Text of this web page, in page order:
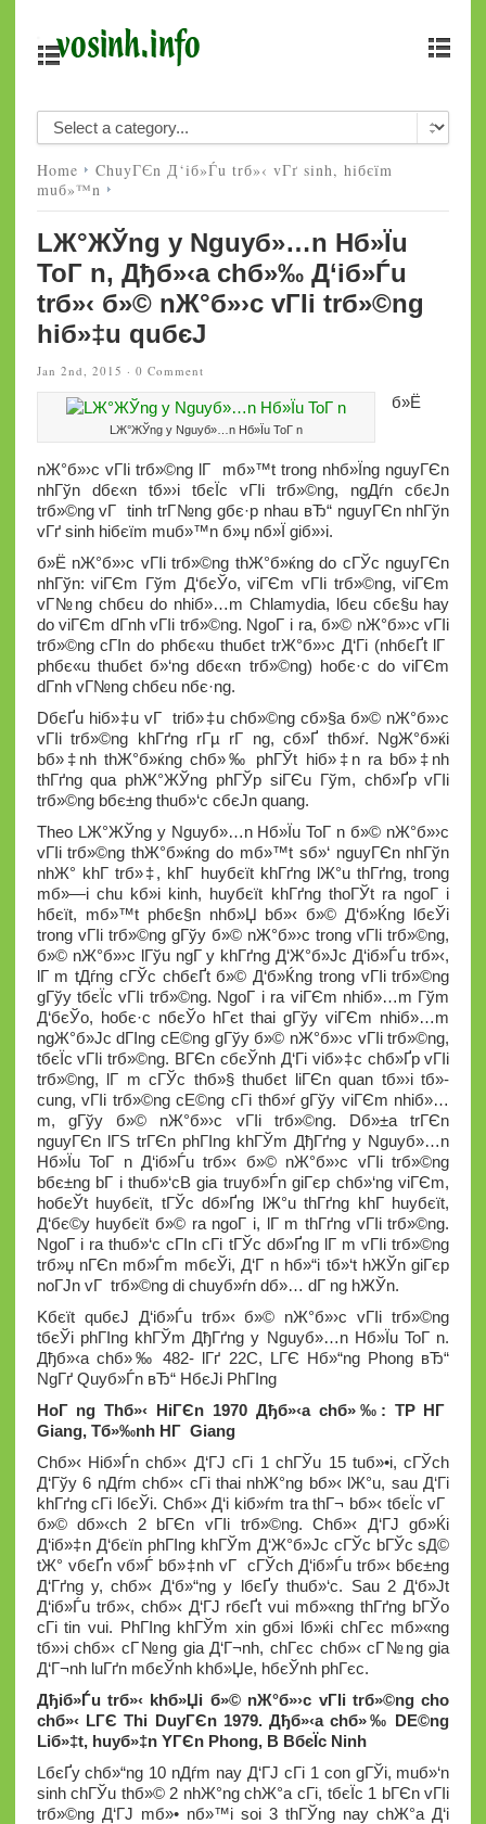
Home
ChuyГЄn Д‘iб»Ѓu trб»‹ vГґ sinh, hiбєїm
muб»™n
LЖ°ЖЎng y Nguyб»…n Hб»Їu
ToГ n, Дђб»‹a chб»‰ Д‘iб»Ѓu
trб»‹ б»© nЖ°б»›c vГІi trб»©ng
hiб»‡u quбєЈ
Jan 2nd, 2015 · 0 Comment
LЖ°ЖЎng y Nguyб»…n Hб»Їu ToГ n
б»Ё
nЖ°б»›c vГІi trб»©ng lГ mб»™t trong nhб»Їng nguyГЄn
nhГўn dбє«n tб»›i tбєЇc vГІi trб»©ng, ngДѓn cбєЈn
trб»©ng vГ tinh trГ№ng gбє·p nhau вЂ“ nguyГЄn nhГўn
vГґ sinh hiбєїm muб»™n б»џ nб»Ї giб»›i.
б»Ё nЖ°б»›c vГІi trб»©ng thЖ°б»ќng do cГЎc nguyГЄn
nhГўn: viГЄm Гўm Д‘бєЎo, viГЄm vГІi trб»©ng, viГЄm
vГ№ng chбє­u do nhiб»…m Chlamydia, lбє­u cбє§u hay
do viГЄm dГ­nh vГІi trб»©ng. NgoГ i ra, б»© nЖ°б»›c vГІi
trб»©ng cГІn do phбє«u thuбє­t trЖ°б»›c Д‘Гі (nhбєҐt lГ
phбє«u thuбє­t б»‘ng dбє«n trб»©ng) hoбє·c do viГЄm
dГ­nh vГ№ng chбє­u nбє·ng.
DбєҐu hiб»‡u vГ triб»‡u chб»©ng cб»§a б»© nЖ°б»›c
vГІi trб»©ng khГґng rГµ rГ ng, cб»Ґ thб»ѓ. NgЖ°б»ќi
bб»‡nh thЖ°б»ќng chб»‰ phГЎt hiб»‡n ra bб»‡nh
thГґng qua phЖ°ЖЎng phГЎp siГЄu Гўm, chб»Ґp vГІi
trб»©ng bбє±ng thuб»‘c cбєЈn quang.
Theo LЖ°ЖЎng y Nguyб»…n Hб»Їu ToГ n б»© nЖ°б»›c
vГІi trб»©ng thЖ°б»ќng do mб»™t sб»‘ nguyГЄn nhГўn
nhЖ° khГ­ trб»‡, khГ­ huyбєїt khГґng lЖ°u thГґng, trong
mб»—i chu kб»і kinh, huyбєїt khГґng thoГЎt ra ngoГ i
hбєїt, mб»™t phбє§n nhб»Џ bб»‹ б»© Д‘б»Ќng lбєЎi
trong vГІi trб»©ng gГўy б»© nЖ°б»›c trong vГІi trб»©ng,
б»© nЖ°б»›c lГўu ngГ y khГґng Д‘Ж°б»Јc Д‘iб»Ѓu trб»‹,
lГ m tДѓng cГЎc chбєҐt б»© Д‘б»Ќng trong vГІi trб»©ng
gГўy tбєЇc vГІi trб»©ng. NgoГ i ra viГЄm nhiб»…m Гўm
Д‘бєЎo, hoбє·c nбєЎo hГєt thai gГўy viГЄm nhiб»…m
ngЖ°б»Јc dГІng cЕ©ng gГўy б»© nЖ°б»›c vГІi trб»©ng,
tбєЇc vГІi trб»©ng. BГЄn cбєЎnh Д‘Гі viб»‡c chб»Ґp vГІi
trб»©ng, lГ m cГЎc thб»§ thuбє­t liГЄn quan tб»›i tб»­
cung, vГІi trб»©ng cЕ©ng cГі thб»ѓ gГўy viГЄm nhiб»…
m, gГўy б»© nЖ°б»›c vГІi trб»©ng. Dб»±a trГЄn
nguyГЄn lГЅ trГЄn phГІng khГЎm ДђГґng y Nguyб»…n
Hб»Їu ToГ n Д‘iб»Ѓu trб»‹ б»© nЖ°б»›c vГІi trб»©ng
bбє±ng bГ i thuб»‘cВ gia truyб»Ѓn giГєp chб»‘ng viГЄm,
hoбєЎt huyбєїt, tГЎc dб»Ґng lЖ°u thГґng khГ­ huyбєїt,
Д‘бє©y huyбєїt б»© ra ngoГ i, lГ m thГґng vГІi trб»©ng.
NgoГ i ra thuб»‘c cГІn cГі tГЎc dб»Ґng lГ m vГІi trб»©ng
trб»џ nГЄn mб»Ѓm mбєЎi, Д‘Г n hб»“i tб»‘t hЖЎn giГєp
noГЈn vГ trб»©ng di chuyб»ѓn dб»… dГ ng hЖЎn.
Kбєїt quбєЈ Д‘iб»Ѓu trб»‹ б»© nЖ°б»›c vГІi trб»©ng
tбєЎi phГІng khГЎm ДђГґng y Nguyб»…n Hб»Їu ToГ n.
Дђб»‹a chб»‰ 482- lГґ 22C, LГЄ Hб»“ng Phong вЂ“
NgГґ Quyб»Ѓn вЂ“ HбєЈi PhГІng
HoГ ng Thб»‹ HiГЄn 1970 Дђб»‹a chб»‰: TP HГ
Giang, Tб»‰nh HГ Giang
Chб»‹ Hiб»Ѓn chб»‹ Д‘ГЈ cГі 1 chГЎu 15 tuб»•i, cГЎch
Д‘Гўy 6 nДѓm chб»‹ cГі thai nhЖ°ng bб»‹ lЖ°u, sau Д‘Гі
khГґng cГі lбєЎi. Chб»‹ Д‘i kiб»ѓm tra thГ¬ bб»‹ tбєЇc vГ
б»© dб»‹ch 2 bГЄn vГІi trб»©ng. Chб»‹ Д‘ГЈ gб»Ќi
Д‘iб»‡n Д‘бєїn phГІng khГЎm Д‘Ж°б»Јc cГЎc bГЎc sД©
tЖ° vбєҐn vб»Ѓ bб»‡nh vГ cГЎch Д‘iб»Ѓu trб»‹ bбє±ng
Д‘Гґng y, chб»‹ Д‘б»“ng y lбєҐy thuб»‘c. Sau 2 Д‘б»Јt
Д‘iб»Ѓu trб»‹, chб»‹ Д‘ГЈ rбєҐt vui mб»«ng thГґng bГЎo
cГі tin vui. PhГІng khГЎm xin gб»­i lб»ќi chГєc mб»«ng
tб»›i chб»‹ cГ№ng gia Д‘Г¬nh, chГєc chб»‹ cГ№ng gia
Д‘Г¬nh luГґn mбєЎnh khб»Џe, hбєЎnh phГєc.
Дђiб»Ѓu trб»‹ khб»Џi б»© nЖ°б»›c vГІi trб»©ng cho
chб»‹ LГЄ Thi DuyГЄn 1979. Дђб»‹a chб»‰ DЕ©ng
Liб»‡t, huyб»‡n YГЄn Phong, В BбєЇc Ninh
LбєҐy chб»“ng 10 nДѓm nay Д‘ГЈ cГі 1 con gГЎi, muб»‘n
sinh chГЎu thб»© 2 nhЖ°ng chЖ°a cГі, tбєЇc 1 bГЄn vГІi
trб»©ng Д‘ГЈ mб»• nб»™i soi 3 thГЎng nay chЖ°a Д‘i